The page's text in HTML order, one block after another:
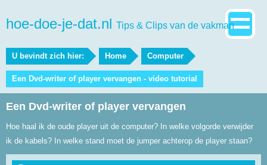
hoe-doe-je-dat.nl Tips & Clips van de vakman
U bevindt zich hier: Home Computer
Een Dvd-writer of player vervangen - video tutorial
Een Dvd-writer of player vervangen
Hoe haal ik de oude player uit de computer? In welke volgorde verwijder
ik de kabels? In welke stand moet de jumper achterop de player staan?